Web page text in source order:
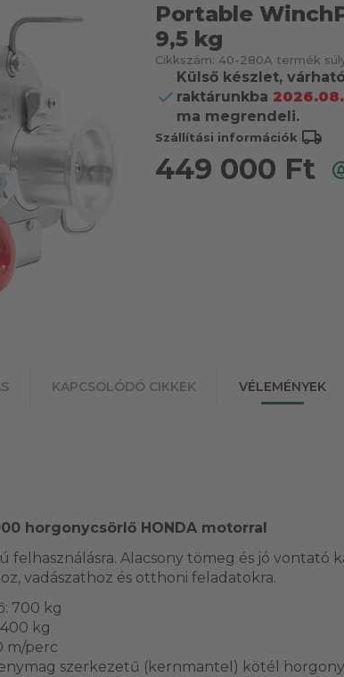
Portable
9,5 kg
Cikkszám: 40-280A termék
Külső készlet,
raktárunkba
ma megrendeli.
Szállítási információk local_shipping
449 000 Ft
KAPCSOLÓDÓ CIKKEK VÉLEMÉNYEK
horgonycsörlő HONDA motorral
felhasználásra. Alacsony tömeg és jó vontató
vadászathoz és otthoni feladatokra.
700 kg
kg
m/perc
szerkezetű (kernmantel) kötél